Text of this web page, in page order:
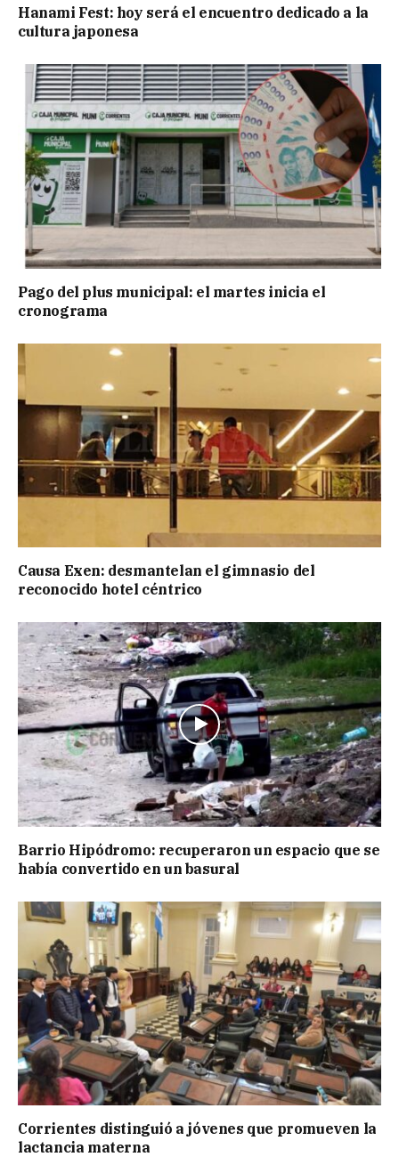
Hanami Fest: hoy será el encuentro dedicado a la
cultura japonesa
Pago del plus municipal: el martes inicia el
cronograma
Causa Exen: desmantelan el gimnasio del
reconocido hotel céntrico
Barrio Hipódromo: recuperaron un espacio que se
había convertido en un basural
Corrientes distinguió a jóvenes que promueven la
lactancia materna